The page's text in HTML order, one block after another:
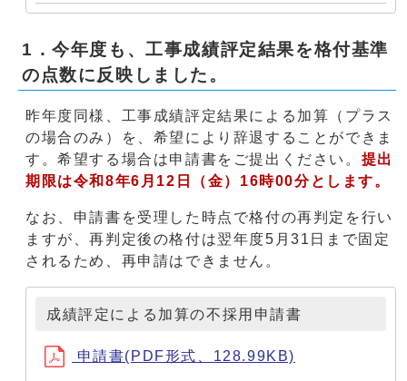
1．今年度も、工事成績評定結果を格付基準
の点数に反映しました。
昨年度同様、工事成績評定結果による加算（プラス
の場合のみ）を、希望により辞退することができま
す。希望する場合は申請書をご提出ください。 提出
期限は令和8年6月12日（金）16時00分とします。
なお、申請書を受理した時点で格付の再判定を行い
ますが、再判定後の格付は翌年度5月31日まで固定
されるため、再申請はできません。
成績評定による加算の不採用申請書
申請書(PDF形式、128.99KB)